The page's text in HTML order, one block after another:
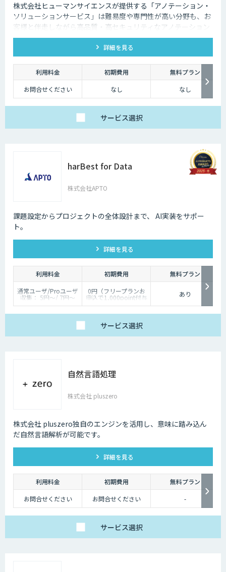
株式会社ヒューマンサイエンスが提供する「アノテーション・
ソリューションサービス」は難易度や専門性が高い分野も、お
客様と伴走しながら高品質・高セキュリティなアノテーション
と様々な課題解決を実現します。
詳細を見る
利用料金 初期費用
無料プラン
お問合せください
なし なし
サービス選択
harBest for Data
株式会社APTO
課題設定からプロジェクトの全体設計まで、 AI実装をサポー
ト。
詳細を見る
利用料金 初期費用
無料プラン
通常ユーザ/Proユーザ
収集： 5円～/ 7円～
分類： 2円～/ 3円～
塗潰し： 20円～ / 30
円～
0円（フリープランお
申込で1,000point付与
のキャンペーン実施）
あり
サービス選択
自然言語処理
株式会社 pluszero
株式会社 pluszero独自のエンジンを活用し、意味に踏み込ん
だ自然言語解析が可能です。
詳細を見る
利用料金 初期費用
無料プラン
お問合せください
お問合せください -
サービス選択